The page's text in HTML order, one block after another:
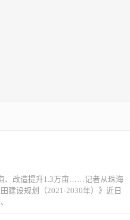
、改造提升1.3万亩……记者从珠海
建设规划（2021-2030年）》近日